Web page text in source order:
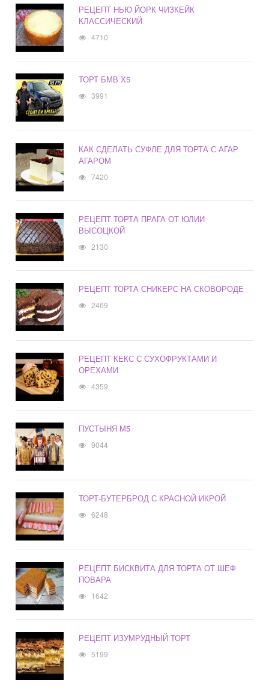
РЕЦЕПТ НЬЮ ЙОРК ЧИЗКЕЙК
КЛАССИЧЕСКИЙ
4710
ТОРТ БМВ Х5
3991
КАК СДЕЛАТЬ СУФЛЕ ДЛЯ ТОРТА С АГАР
АГАРОМ
7420
РЕЦЕПТ ТОРТА ПРАГА ОТ ЮЛИИ
ВЫСОЦКОЙ
2130
РЕЦЕПТ ТОРТА СНИКЕРС НА СКОВОРОДЕ
2469
РЕЦЕПТ КЕКС С СУХОФРУКТАМИ И
ОРЕХАМИ
4359
ПУСТЫНЯ М5
9044
ТОРТ-БУТЕРБРОД С КРАСНОЙ ИКРОЙ
6248
РЕЦЕПТ БИСКВИТА ДЛЯ ТОРТА ОТ ШЕФ
ПОВАРА
1642
РЕЦЕПТ ИЗУМРУДНЫЙ ТОРТ
5199